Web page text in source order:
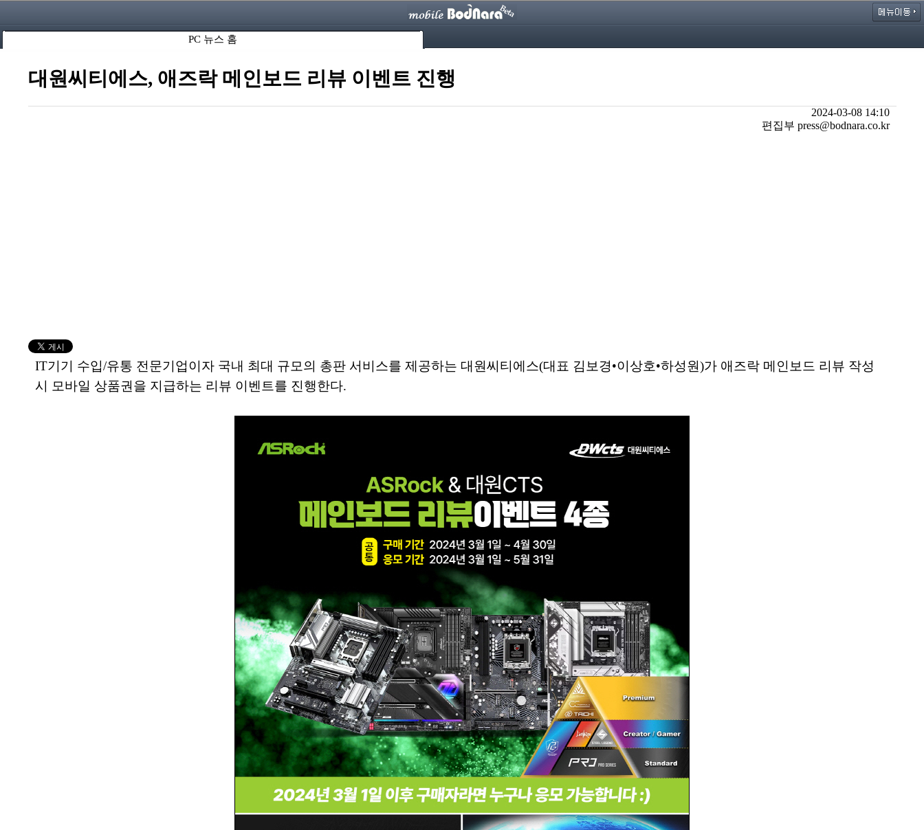
PC 뉴스 홈
대원씨티에스, 애즈락 메인보드 리뷰 이벤트 진행
2024-03-08 14:10
편집부 press@bodnara.co.kr
IT기기 수입/유통 전문기업이자 국내 최대 규모의 총판 서비스를 제공하는 대원씨티에스(대표 김보경•이상호•하성원)가 애즈락 메인보드 리뷰 작성
시 모바일 상품권을 지급하는 리뷰 이벤트를 진행한다.